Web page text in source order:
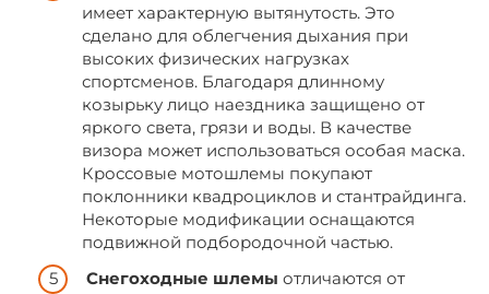
имеет характерную вытянутость. Это
сделано для облегчения дыхания при
высоких физических нагрузках
спортсменов. Благодаря длинному
козырьку лицо наездника защищено от
яркого света, грязи и воды. В качестве
визора может использоваться особая маска.
Кроссовые мотошлемы покупают
поклонники квадроциклов и стантрайдинга.
Некоторые модификации оснащаются
подвижной подбородочной частью.
Снегоходные шлемы отличаются от